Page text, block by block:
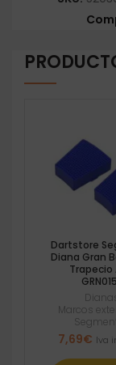
Dartstore
Diana Gran
Trapecio
Marcos
7,69€ Iva